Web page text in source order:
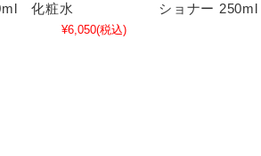
化粧水
¥6,050(税込)
ショナー 250ml